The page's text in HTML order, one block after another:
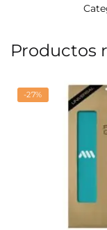
Productos
-27%